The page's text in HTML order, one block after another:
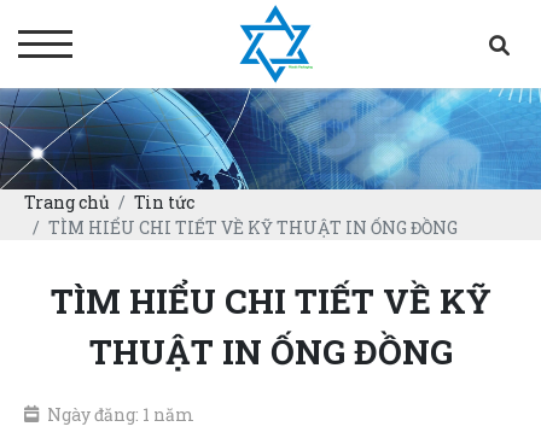
Trang chủ
Tin tức
TÌM HIỂU CHI TIẾT VỀ KỸ THUẬT IN ỐNG ĐỒNG
TÌM HIỂU CHI TIẾT VỀ KỸ
THUẬT IN ỐNG ĐỒNG
Ngày đăng: 1 năm